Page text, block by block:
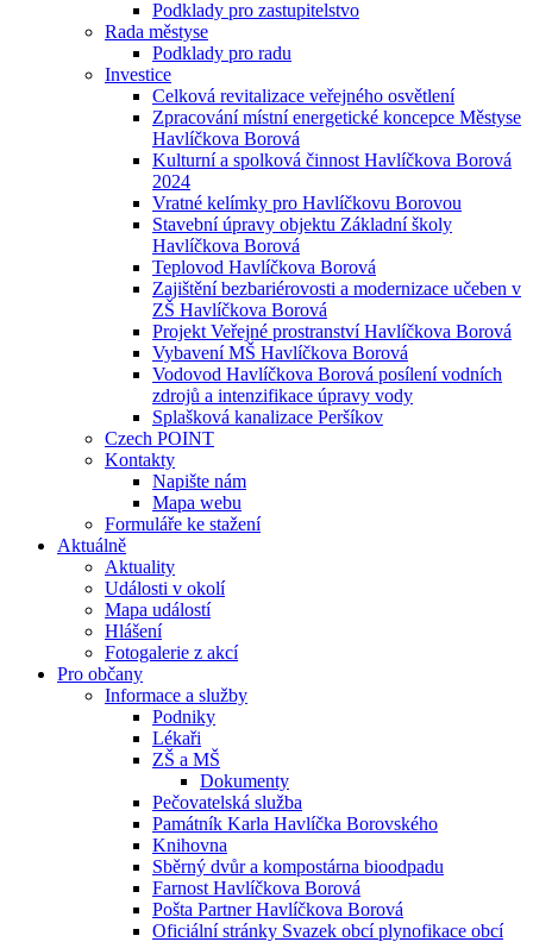
Podklady pro zastupitelstvo
Rada městyse
Podklady pro radu
Investice
Celková revitalizace veřejného osvětlení
Zpracování místní energetické koncepce Městyse
Havlíčkova Borová
Kulturní a spolková činnost Havlíčkova Borová
2024
Vratné kelímky pro Havlíčkovu Borovou
Stavební úpravy objektu Základní školy
Havlíčkova Borová
Teplovod Havlíčkova Borová
Zajištění bezbariérovosti a modernizace učeben v
ZŠ Havlíčkova Borová
Projekt Veřejné prostranství Havlíčkova Borová
Vybavení MŠ Havlíčkova Borová
Vodovod Havlíčkova Borová posílení vodních
zdrojů a intenzifikace úpravy vody
Splašková kanalizace Peršíkov
Czech POINT
Kontakty
Napište nám
Mapa webu
Formuláře ke stažení
Aktuálně
Aktuality
Události v okolí
Mapa událostí
Hlášení
Fotogalerie z akcí
Pro občany
Informace a služby
Podniky
Lékaři
ZŠ a MŠ
Dokumenty
Pečovatelská služba
Památník Karla Havlíčka Borovského
Knihovna
Sběrný dvůr a kompostárna bioodpadu
Farnost Havlíčkova Borová
Pošta Partner Havlíčkova Borová
Oficiální stránky Svazek obcí plynofikace obcí